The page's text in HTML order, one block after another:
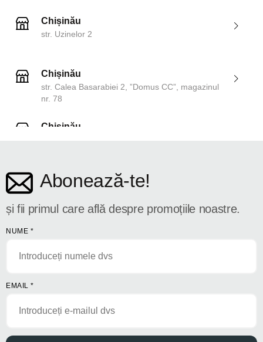
Chișinău
str. Uzinelor 2
Chișinău
str. Calea Basarabiei 2, ”Domus CC”, magazinul
nr. 78
Chișinău
Abonează-te!
și fii primul care află despre promoțiile noastre.
NUME *
EMAIL *